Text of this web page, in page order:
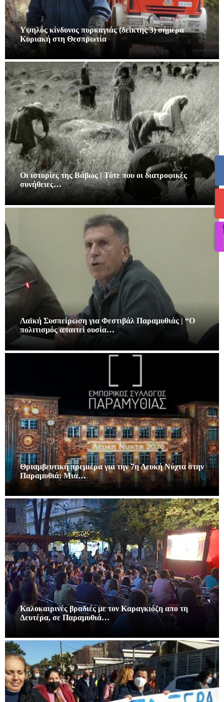
Υψηλός κίνδυνος πυρκαγιάς (δείκτης 3) σήμερα
Κυριακή στη Θεσπρωτία
Οι ιστορίες της Βάβως | Τότε που οι διατροφικές
συνήθειες…
Λαϊκή Συσπείρωση για Φεστιβάλ Παραμυθιάς | “Ο
πολιτισμός απαιτεί ουσία…
Θριαμβευτική πρεμιέρα για την 7η Λευκή Νύχτα στην
Παραμυθιά: Μια…
Καλοκαιρινές βραδιές με τον Καραγκιόζη απο τη
Δευτέρα, σε Παραμυθιά…